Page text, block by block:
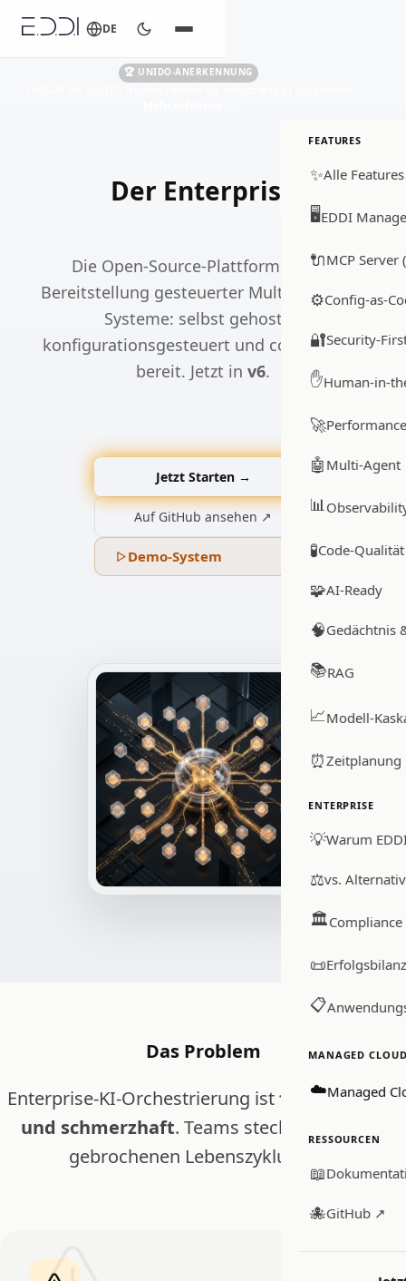
🏆 UNIDO-ANERKENNUNG
DE
FEATURES
✨Alle Features
🖥️EDDI
🔌MCP Server
⚙️Config-as-
🔐Security-
✋Human-in-
🚀Performance
🤖 Multi-Agent
📊
🧪Code-Qualität
🧩AI-Ready
🧠Gedächtnis
📚RAG
📈Modell-
⏰Zeitplanung
ENTERPRISE
💡Warum
⚖️vs.
🏛️Compliance
📜Erfolgsbilanz
📋
MANAGED
☁️Managed
RESSOURCEN
📖
🐙GitHub ↗
Der Enterprise
KI-Orchestrator
Die Open-Source-Plattform für die
Bereitstellung gesteuerter Multi-Agent-KI-
Systeme: selbst gehostet,
konfigurationsgesteuert und compliance-
bereit. Jetzt in v6.
Jetzt Starten →
Auf GitHub ansehen ↗
Demo-System
Das Problem
Enterprise-KI-Orchestrierung istfragmentiert
und schmerzhaft. Teams stecken in einem
gebrochenen Lebenszyklus fest: